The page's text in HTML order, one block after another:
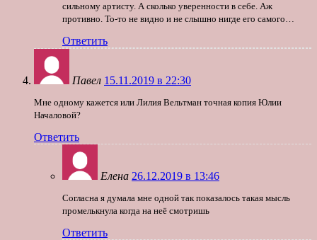
сильному артисту. А сколько уверенности в себе. Аж
противно. То-то не видно и не слышно нигде его самого…
Ответить
Павел 15.11.2019 в 22:30
Мне одному кажется или Лилия Вельтман точная копия Юлии
Началовой?
Ответить
Елена 26.12.2019 в 13:46
Согласна я думала мне одной так показалось такая мысль
промелькнула когда на неё смотришь
Ответить